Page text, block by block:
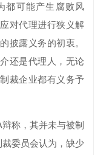
都可能产生腐败风
对代理进行狭义解
披露义务的初衷。
还是代理人，无论
裁企业都有义务予
称，其并未与被制
委员会认为，缺少